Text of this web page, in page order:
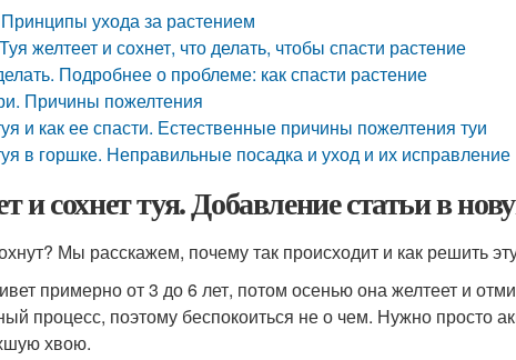
ухода за растением
желтеет и сохнет, что делать, чтобы спасти растение
Подробнее о проблеме: как спасти растение
Причины пожелтения
и как ее спасти. Естественные причины пожелтения туи
в горшке. Неправильные посадка и уход и их исправление
и сохнет туя. Добавление статьи в
Мы расскажем, почему так происходит и как решить
примерно от 3 до 6 лет, потом осенью она желтеет и
процесс, поэтому беспокоиться не о чем. Нужно просто
хвою.